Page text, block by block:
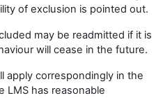
of exclusion is pointed out.
may be readmitted if it is
will cease in the future.
apply correspondingly in the
LMS has reasonable